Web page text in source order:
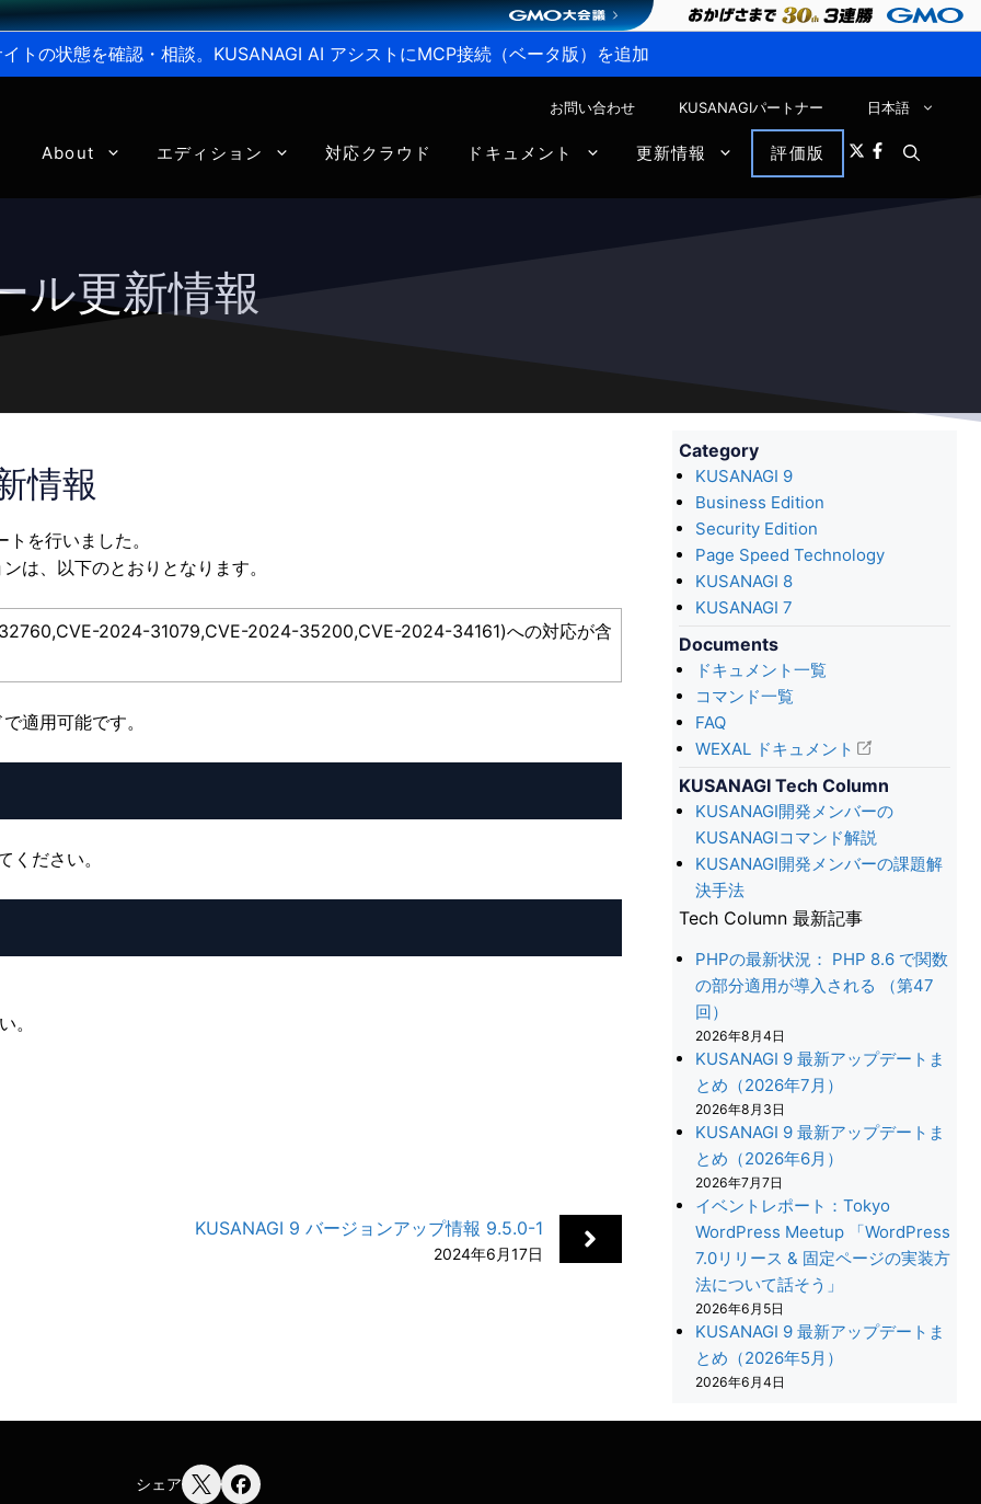
トの状態を確認・相談。KUSANAGI AI アシストにMCP接続（ベータ版）を追加
お問い合わせ KUSANAGIパートナー 日本語
About エディション 対応クラウド ドキュメント 更新情報 評価版
ル更新情報
情報
を行いました。
は、以下のとおりとなります。
2024-31079,CVE-2024-35200,CVE-2024-34161)への対応が含
適用可能です。
ださい。
。
KUSANAGI 9 バージョンアップ情報 9.5.0-1
2024年6月17日
Category
KUSANAGI 9
Business Edition
Security Edition
Page Speed Technology
KUSANAGI 8
KUSANAGI 7
Documents
ドキュメント一覧
コマンド一覧
FAQ
WEXAL ドキュメント
KUSANAGI Tech Column
KUSANAGI開発メンバーの
KUSANAGIコマンド解説
KUSANAGI開発メンバーの課題解
決手法
Tech Column 最新記事
PHPの最新状況： PHP 8.6 で関数
の部分適用が導入される （第47
回）
2026年8月4日
KUSANAGI 9 最新アップデートま
とめ（2026年7月）
2026年8月3日
KUSANAGI 9 最新アップデートま
とめ（2026年6月）
2026年7月7日
イベントレポート：Tokyo
WordPress Meetup 「WordPress
7.0リリース & 固定ページの実装方
法について話そう」
2026年6月5日
KUSANAGI 9 最新アップデートま
とめ（2026年5月）
2026年6月4日
シェア